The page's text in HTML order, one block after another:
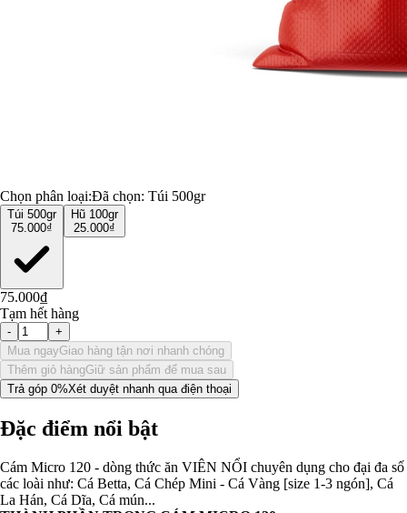
Chọn phân loại:Đã chọn: Túi 500gr
Túi 500gr
75.000₫
Hũ 100gr
25.000₫
75.000₫
Tạm hết hàng
-
+
Mua ngayGiao hàng tận nơi nhanh chóng
Thêm giỏ hàngGiữ sản phẩm để mua sau
Trả góp 0%Xét duyệt nhanh qua điện thoại
Đặc điểm nổi bật
Cám Micro 120 - dòng thức ăn VIÊN NỔI chuyên dụng cho đại đa số
các loài như: Cá Betta, Cá Chép Mini - Cá Vàng [size 1-3 ngón], Cá
La Hán, Cá Dĩa, Cá mún...